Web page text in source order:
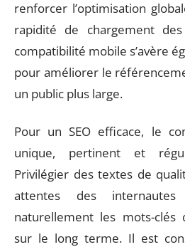
renforcer l’optimisation
rapidité de chargement
compatibilité mobile s’avère
pour améliorer le
un public plus large.
Pour un SEO efficace, le
unique, pertinent et
Privilégier des textes de
attentes des
naturellement les mots-clés
sur le long terme. Il est